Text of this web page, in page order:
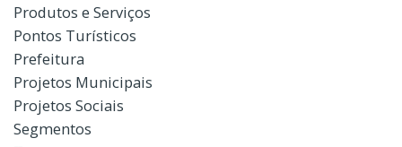
Produtos e Serviços
Pontos Turísticos
Prefeitura
Projetos Municipais
Projetos Sociais
Segmentos